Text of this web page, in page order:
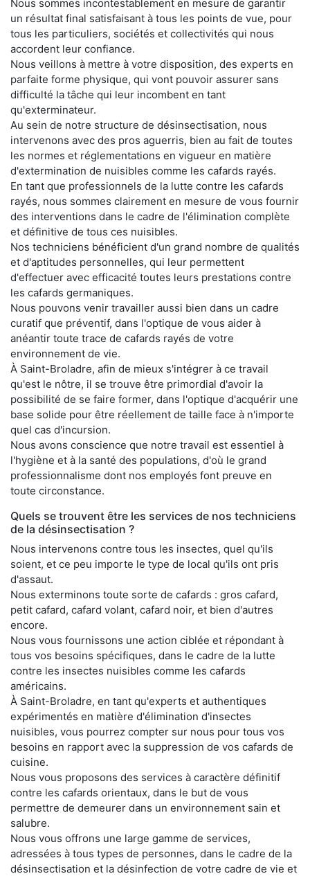
Nous sommes incontestablement en mesure de garantir
un résultat final satisfaisant à tous les points de vue, pour
tous les particuliers, sociétés et collectivités qui nous
accordent leur confiance.
Nous veillons à mettre à votre disposition, des experts en
parfaite forme physique, qui vont pouvoir assurer sans
difficulté la tâche qui leur incombent en tant
qu'exterminateur.
Au sein de notre structure de désinsectisation, nous
intervenons avec des pros aguerris, bien au fait de toutes
les normes et réglementations en vigueur en matière
d'extermination de nuisibles comme les cafards rayés.
En tant que professionnels de la lutte contre les cafards
rayés, nous sommes clairement en mesure de vous fournir
des interventions dans le cadre de l'élimination complète
et définitive de tous ces nuisibles.
Nos techniciens bénéficient d'un grand nombre de qualités
et d'aptitudes personnelles, qui leur permettent
d'effectuer avec efficacité toutes leurs prestations contre
les cafards germaniques.
Nous pouvons venir travailler aussi bien dans un cadre
curatif que préventif, dans l'optique de vous aider à
anéantir toute trace de cafards rayés de votre
environnement de vie.
À Saint-Broladre, afin de mieux s'intégrer à ce travail
qu'est le nôtre, il se trouve être primordial d'avoir la
possibilité de se faire former, dans l'optique d'acquérir une
base solide pour être réellement de taille face à n'importe
quel cas d'incursion.
Nous avons conscience que notre travail est essentiel à
l'hygiène et à la santé des populations, d'où le grand
professionnalisme dont nos employés font preuve en
toute circonstance.
Quels se trouvent être les services de nos techniciens
de la désinsectisation ?
Nous intervenons contre tous les insectes, quel qu'ils
soient, et ce peu importe le type de local qu'ils ont pris
d'assaut.
Nous exterminons toute sorte de cafards : gros cafard,
petit cafard, cafard volant, cafard noir, et bien d'autres
encore.
Nous vous fournissons une action ciblée et répondant à
tous vos besoins spécifiques, dans le cadre de la lutte
contre les insectes nuisibles comme les cafards
américains.
À Saint-Broladre, en tant qu'experts et authentiques
expérimentés en matière d'élimination d'insectes
nuisibles, vous pourrez compter sur nous pour tous vos
besoins en rapport avec la suppression de vos cafards de
cuisine.
Nous vous proposons des services à caractère définitif
contre les cafards orientaux, dans le but de vous
permettre de demeurer dans un environnement sain et
salubre.
Nous vous offrons une large gamme de services,
adressées à tous types de personnes, dans le cadre de la
désinsectisation et la désinfection de votre cadre de vie et